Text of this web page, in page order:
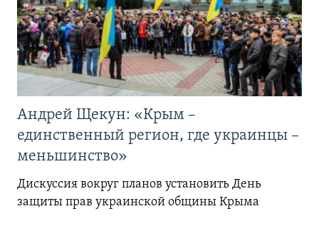
Андрей Щекун: «Крым –
единственный регион, где украинцы –
меньшинство»
Дискуссия вокруг планов установить День
защиты прав украинской общины Крыма